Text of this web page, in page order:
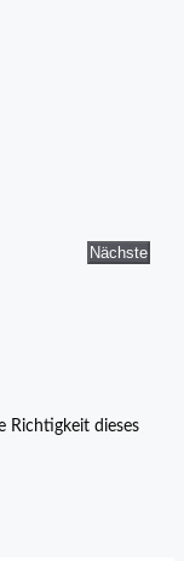
Nächste
Richtigkeit dieses